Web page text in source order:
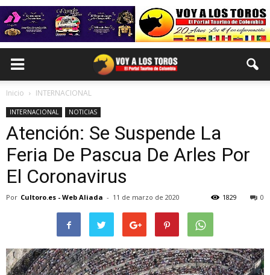
Inicio INTERNACIONAL
INTERNACIONAL NOTICIAS
Atención: Se Suspende La
Feria De Pascua De Arles Por
El Coronavirus
Por Cultoro.es - Web Aliada - 11 de marzo de 2020 0
1829